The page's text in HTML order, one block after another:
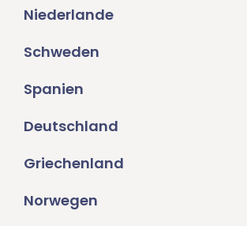
Niederlande
Schweden
Spanien
Deutschland
Griechenland
Norwegen